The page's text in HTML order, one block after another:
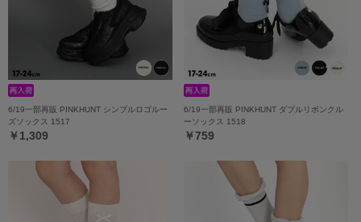
6/19一部再販 PINKHUNT シンプルロゴルー
ズソックス 1517
￥1,309
6/19一部再販 PINKHUNT ダブルリボンクル
ーソックス 1518
￥759